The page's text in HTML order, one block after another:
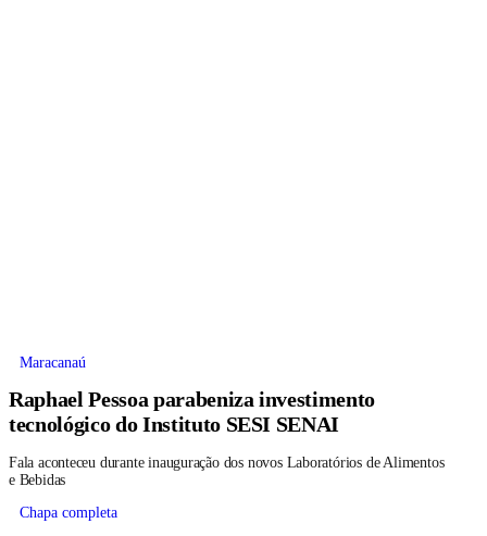
Maracanaú
Raphael Pessoa parabeniza investimento
tecnológico do Instituto SESI SENAI
Fala aconteceu durante inauguração dos novos Laboratórios de Alimentos
e Bebidas
Chapa completa